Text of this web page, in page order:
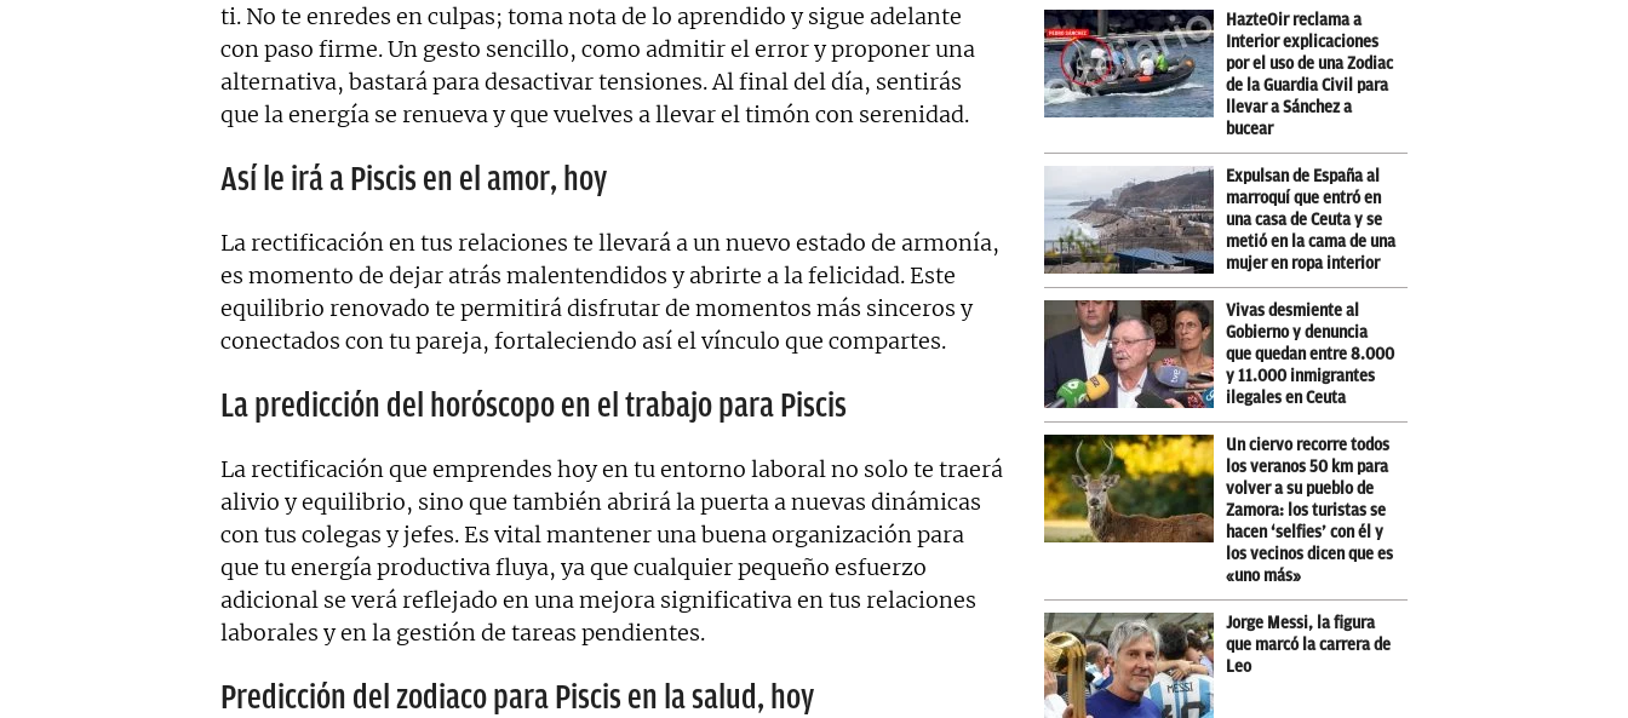
ti. No te enredes en culpas; toma nota de lo aprendido y sigue adelante
con paso firme. Un gesto sencillo, como admitir el error y proponer una
alternativa, bastará para desactivar tensiones. Al final del día, sentirás
que la energía se renueva y que vuelves a llevar el timón con serenidad.
Así le irá a Piscis en el amor, hoy
La rectificación en tus relaciones te llevará a un nuevo estado de armonía,
es momento de dejar atrás malentendidos y abrirte a la felicidad. Este
equilibrio renovado te permitirá disfrutar de momentos más sinceros y
conectados con tu pareja, fortaleciendo así el vínculo que compartes.
La predicción del horóscopo en el trabajo para Piscis
La rectificación que emprendes hoy en tu entorno laboral no solo te traerá
alivio y equilibrio, sino que también abrirá la puerta a nuevas dinámicas
con tus colegas y jefes. Es vital mantener una buena organización para
que tu energía productiva fluya, ya que cualquier pequeño esfuerzo
adicional se verá reflejado en una mejora significativa en tus relaciones
laborales y en la gestión de tareas pendientes.
Predicción del zodiaco para Piscis en la salud, hoy
HazteOir reclama a
Interior explicaciones
por el uso de una Zodiac
de la Guardia Civil para
llevar a Sánchez a
bucear
Expulsan de España al
marroquí que entró en
una casa de Ceuta y se
metió en la cama de una
mujer en ropa interior
Vivas desmiente al
Gobierno y denuncia
que quedan entre 8.000
y 11.000 inmigrantes
ilegales en Ceuta
Un ciervo recorre todos
los veranos 50 km para
volver a su pueblo de
Zamora: los turistas se
hacen ‘selfies’ con él y
los vecinos dicen que es
«uno más»
Jorge Messi, la figura
que marcó la carrera de
Leo